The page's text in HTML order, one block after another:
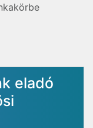
eladó